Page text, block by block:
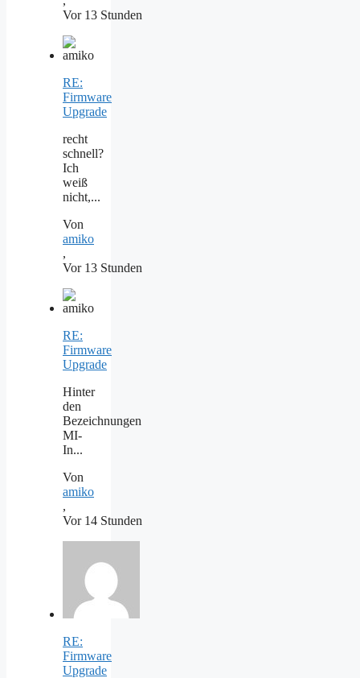
Vor 13 Stunden
RE:
Firmware
Upgrade
recht
schnell?
Ich
weiß
nicht,...
Von
amiko
,
Vor 13 Stunden
RE:
Firmware
Upgrade
Hinter
den
Bezeichnungen
MI-
In...
Von
amiko
,
Vor 14 Stunden
RE:
Firmware
Upgrade